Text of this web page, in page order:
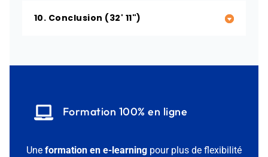
10. Conclusion (32' 11")
 Formation 100% en ligne
Une formation en e-learningpour plus de flexibilité